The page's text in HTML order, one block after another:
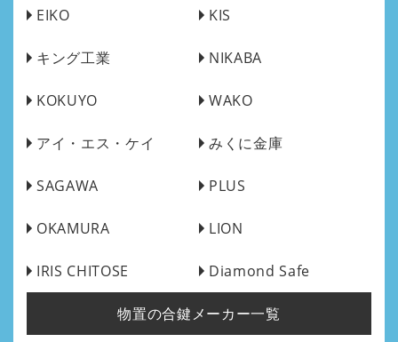
EIKO KIS
キング工業 NIKABA
KOKUYO WAKO
アイ・エス・ケイ みくに金庫
SAGAWA PLUS
OKAMURA LION
IRIS CHITOSE Diamond Safe
物置の合鍵メーカー一覧